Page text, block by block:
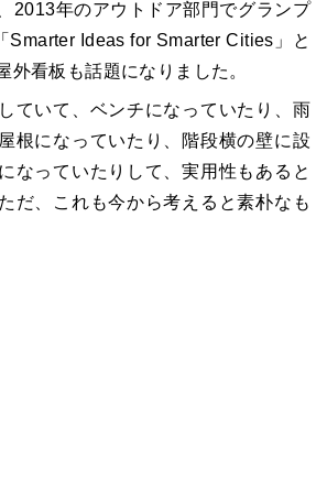
2013年のアウトドア部門でグランプ
Smarter Ideas for Smarter Cities」と
外看板も話題になりました。
ていて、ベンチになっていたり、雨
根になっていたり、階段横の壁に設
なっていたりして、実用性もあると
だ、これも今から考えると素朴なも